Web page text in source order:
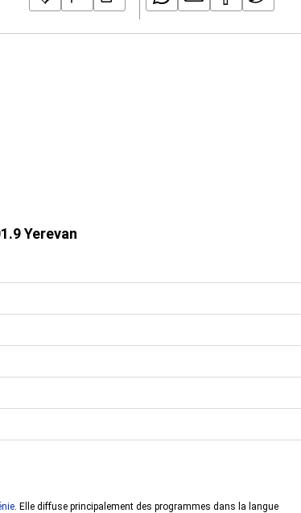
Yerevan
. Elle diffuse principalement des programmes dans la langue